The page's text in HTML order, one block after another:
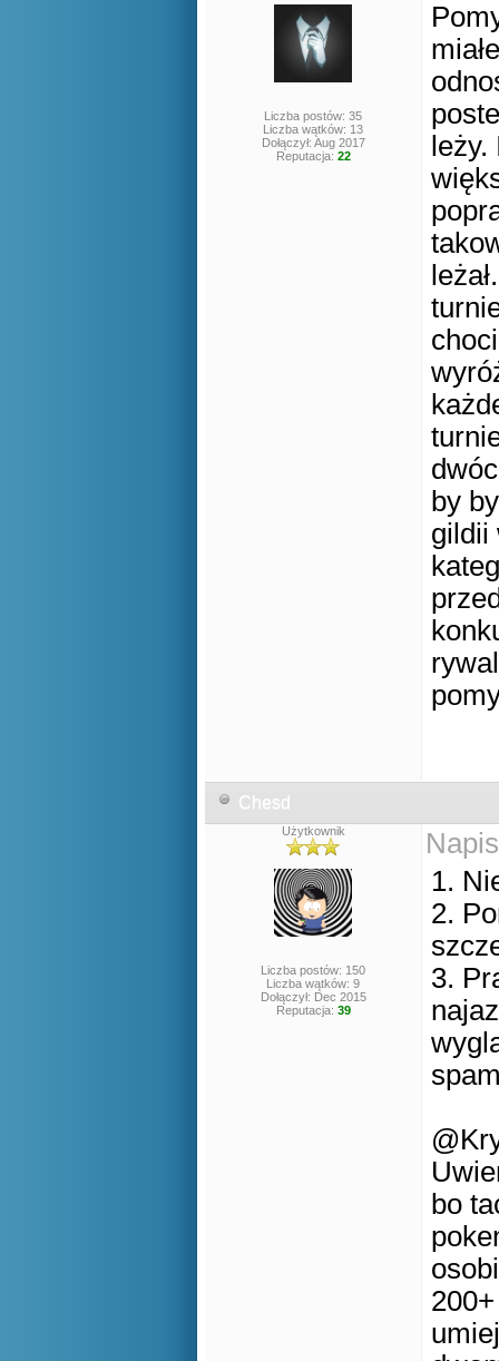
Liczba postów: 35
Liczba wątków: 13
Dołączył: Aug 2017
Reputacja: 22
by
gildii
Chesd
Użytkownik
Liczba postów: 150
Liczba wątków: 9
Dołączył: Dec 2015
Reputacja: 39
1.
2.
3.
bo